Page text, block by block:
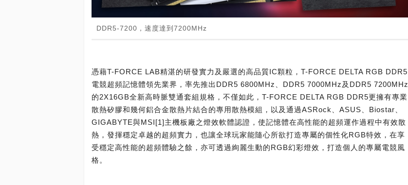
DDR5-7200，速度達到7200MHz
憑藉T-FORCE LAB精湛的研發實力及嚴選的高品質IC顆粒，T-FORCE DELTA RGB DDR5
電競超頻記憶體領先業界，率先推出DDR5 6800MHz、DDR5 7000MHz及DDR5 7200MHz
的2X16GB全新高時脈雙通套組規格，不僅如此，T-FORCE DELTA RGB DDR5更擁有專業
散熱矽膠和幾何鋁合金散熱片結合的專用散熱模組，以及通過ASRock、ASUS、Biostar、
GIGABYTE與MSI[1]主機板廠之燈效軟體認證，使記憶體在高性能的超頻運作過程中有效散
熱，發揮穩定卓越的超頻實力，也讓全球玩家能隨心所欲打造專屬的個性化RGB特效，在享
受穩定高性能的超頻體驗之餘，亦可透過絢麗生動的RGB幻彩燈效，打造個人的專屬電競風
格。